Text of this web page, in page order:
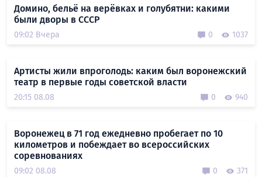
Домино, бельё на верёвках и голубятни: какими
были дворы в СССР
09:02 Вчера 0 1037
Артисты жили впроголодь: каким был воронежский
театр в первые годы советской власти
20:15 08.08 0 940
Воронежец в 71 год ежедневно пробегает по 10
километров и побеждает во всероссийских
соревнованиях
09:02 08.08 0 371